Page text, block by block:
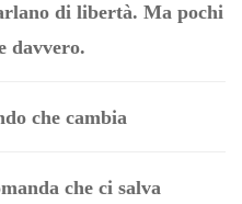
di libertà. Ma pochi
davvero.
che cambia
che ci salva